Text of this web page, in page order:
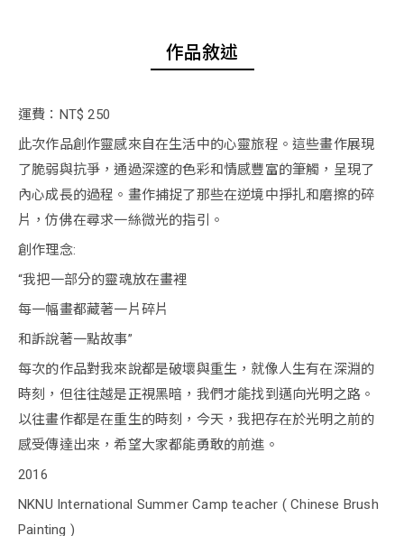
作品敘述
運費：NT$ 250
此次作品創作靈感來自在生活中的心靈旅程。這些畫作展現
了脆弱與抗爭，通過深邃的色彩和情感豐富的筆觸，呈現了
內心成長的過程。畫作捕捉了那些在逆境中掙扎和磨擦的碎
片，仿佛在尋求一絲微光的指引。
創作理念:
“我把一部分的靈魂放在畫裡
每一幅畫都藏著一片碎片
和訴說著一點故事”
每次的作品對我來說都是破壞與重生，就像人生有在深淵的
時刻，但往往越是正視黑暗，我們才能找到邁向光明之路。
以往畫作都是在重生的時刻，今天，我把存在於光明之前的
感受傳達出來，希望大家都能勇敢的前進。
2016
NKNU International Summer Camp teacher ( Chinese Brush
Painting )